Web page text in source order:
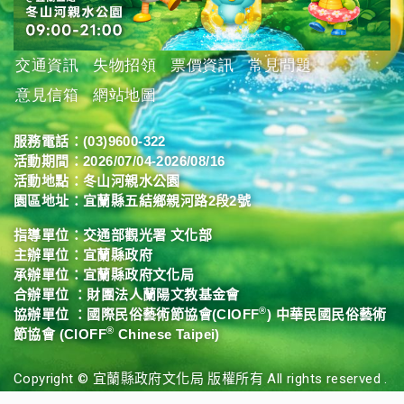
交通資訊 失物招領 票價資訊
常見問題
意見信箱
網站地圖
服務電話： (03)9600-322
活動期間：2026/07/04-2026/08/16
活動地點：冬山河親水公園
園區地址：宜蘭縣五結鄉親河路2段2號
指導單位：交通部觀光署 文化部
主辦單位： 宜蘭縣政府
承辦單位：宜蘭縣政府文化局
合辦單位 ：財團法人蘭陽文教基金會
協辦單位 ：國際民俗藝術節協會(CIOFF®) 中華民國民俗藝術
節協會 (CIOFF® Chinese Taipei)
Copyright © 宜蘭縣政府文化局 版權所有 All rights reserved .